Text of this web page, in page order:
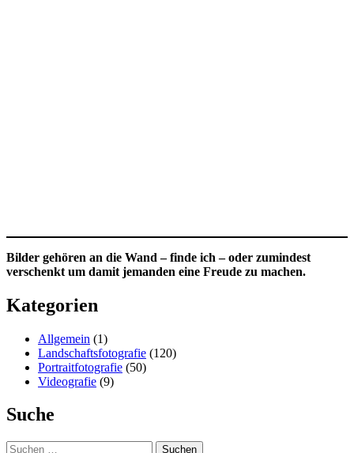
Bilder gehören an die Wand – finde ich – oder zumindest
verschenkt um damit jemanden eine Freude zu machen.
Kategorien
Allgemein (1)
Landschaftsfotografie (120)
Portraitfotografie (50)
Videografie (9)
Suche
Suchen